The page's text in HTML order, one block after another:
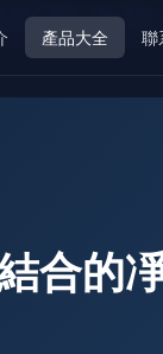
音先
產品大全 聯
合的